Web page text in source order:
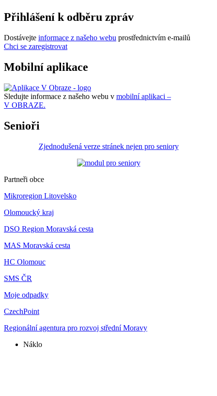
Přihlášení k odběru zpráv
Dostávejte informace z našeho webu prostřednictvím e-mailů
Chci se zaregistrovat
Mobilní aplikace
Sledujte informace z našeho webu v mobilní aplikaci –
V OBRAZE.
Senioři
Zjednodušená verze stránek nejen pro seniory
Partneři obce
Mikroregion Litovelsko
Olomoucký kraj
DSO Region Moravská cesta
MAS Moravská cesta
HC Olomouc
SMS ČR
Moje odpadky
CzechPoint
Regionální agentura pro rozvoj střední Moravy
Náklo